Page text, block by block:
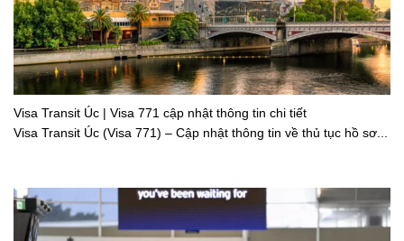
Visa Transit Úc | Visa 771 cập nhật thông tin chi tiết
Visa Transit Úc (Visa 771) – Cập nhật thông tin về thủ tục hồ sơ...